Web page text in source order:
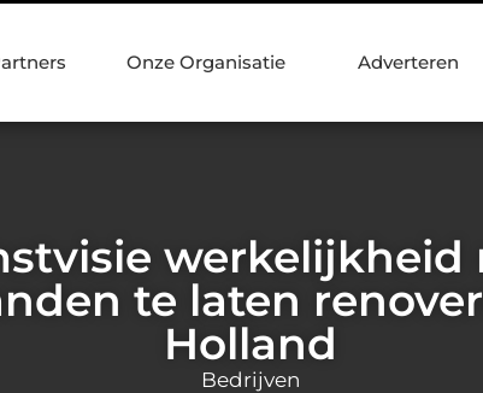
Onze Organisatie Adverteren
werkelijkheid
te laten
Holland
Bedrijven